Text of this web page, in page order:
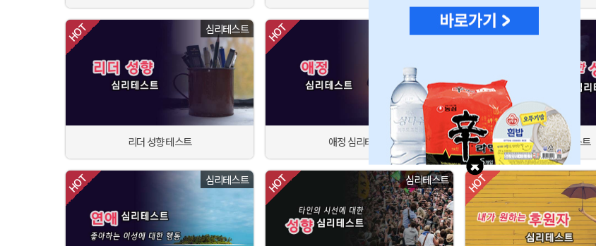
심리테스트
리더 성향 테스트
심리테스트
애정 심리테스트 성격 심리테스트
심리테스트 심리테스트